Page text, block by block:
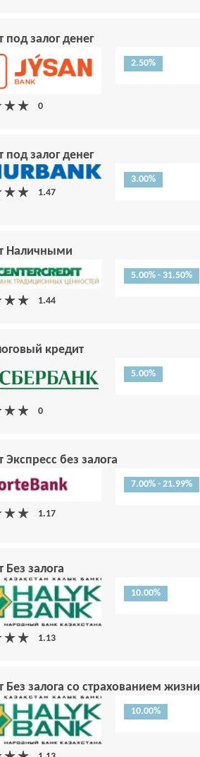
под залог денег
2.50%
под залог денег
3.00%
Наличными
5.00% - 31.50%
кредит
5.00%
Экспресс без залога
7.00% - 21.99%
Без залога
10.00%
Без залога со страхованием жизни
10.00%